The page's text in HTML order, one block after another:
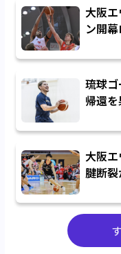
大阪
ン開
し進
琉球
帰還
「1
んな
いく」
大阪
腱断
哉と
に立